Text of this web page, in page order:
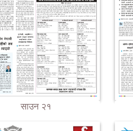
साउन २१